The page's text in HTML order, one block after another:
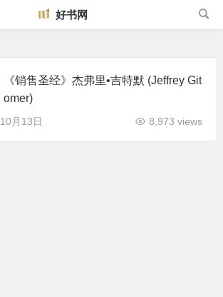
好书网
《销售圣经》杰弗里•吉特默 (Jeffrey Git
omer)
10月13日 8,973 views